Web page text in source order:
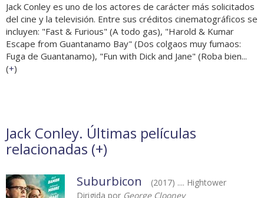
Jack Conley es uno de los actores de carácter más solicitados
del cine y la televisión. Entre sus créditos cinematográficos se
incluyen: "Fast & Furious" (A todo gas), "Harold & Kumar
Escape from Guantanamo Bay" (Dos colgaos muy fumaos:
Fuga de Guantanamo), "Fun with Dick and Jane" (Roba bien...
(+)
Jack Conley. Últimas películas
relacionadas (+)
Suburbicon
(2017) .... Hightower
Dirigida por George Clooney